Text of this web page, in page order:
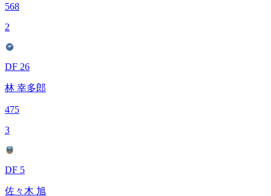
568
2
DF 26
林 幸多郎
475
3
DF 5
佐々木 旭